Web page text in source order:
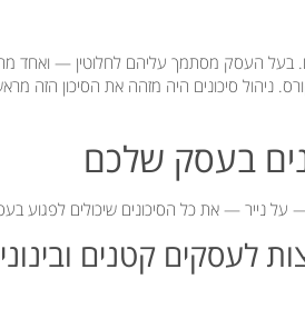
בעל העסק מסתמך עליהם לחלוטין — ואחד
ניהול סיכונים היה מזהה את הסיכון הזה
— על נייר — את כל הסיכונים שיכולים
לעסקים קטנים